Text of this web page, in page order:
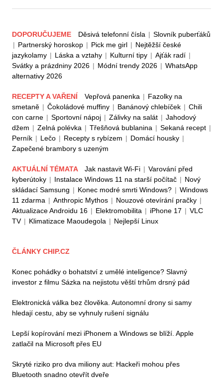
DOPORUČUJEME Děsivá telefonní čísla | Slovník puberťáků
| Partnerský horoskop | Pick me girl | Nejtěžší české
jazykolamy | Láska a vztahy | Kulturní tipy | Ajťák radí |
Svátky a prázdniny 2026 | Módní trendy 2026 | WhatsApp
alternativy 2026
RECEPTY A VAŘENÍ Vepřová panenka | Fazolky na
smetaně | Čokoládové muffiny | Banánový chlebíček | Chili
con carne | Sportovní nápoj | Zálivky na salát | Jahodový
džem | Zelná polévka | Třešňová bublanina | Sekaná recept |
Perník | Lečo | Recepty s rybízem | Domácí housky |
Zapečené brambory s uzeným
AKTUÁLNÍ TÉMATA Jak nastavit Wi-Fi | Varování před
kyberútoky | Instalace Windows 11 na starší počítač | Nový
skládací Samsung | Konec modré smrti Windows? | Windows
11 zdarma | Anthropic Mythos | Nouzové otevírání pračky |
Aktualizace Androidu 16 | Elektromobilita | iPhone 17 | VLC
TV | Klimatizace Maoudegola | Nejlepší Linux
ČLÁNKY CHIP.CZ
Konec pohádky o bohatství z umělé inteligence? Slavný
investor z filmu Sázka na nejistotu věští trhům drsný pád
Elektronická válka bez člověka. Autonomní drony si samy
hledají cestu, aby se vyhnuly rušení signálu
Lepší kopírování mezi iPhonem a Windows se blíží. Apple
zatlačil na Microsoft přes EU
Skryté riziko pro dva miliony aut: Hackeři mohou přes
Bluetooth snadno otevřít dveře